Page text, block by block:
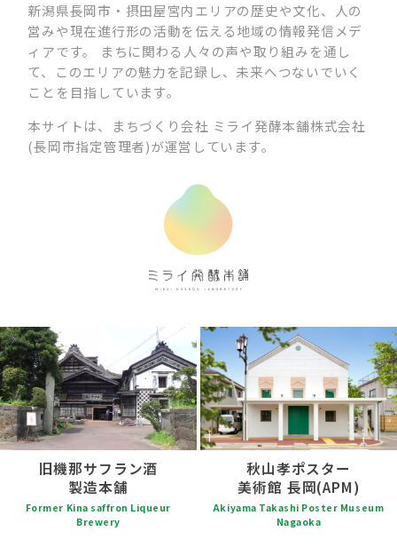
新潟県長岡市・摂田屋宮内エリアの歴史や文化、人の
営みや現在進行形の活動を伝える地域の情報発信メデ
ィアです。 まちに関わる人々の声や取り組みを通し
て、このエリアの魅力を記録し、未来へつないでいく
ことを目指しています。
本サイトは、まちづくり会社 ミライ発酵本舗株式会社
(長岡市指定管理者)が運営しています。
旧機那サフラン酒
製造本舗
Former Kina saffron Liqueur
Brewery
秋山孝ポスター
美術館 長岡(APM)
Akiyama Takashi Poster Museum
Nagaoka